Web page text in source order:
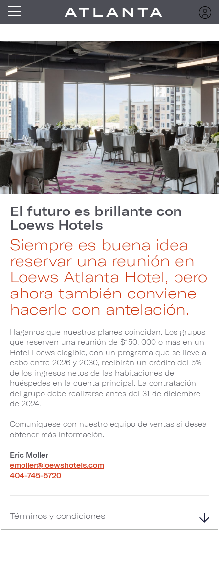
El futuro es brillante con
Loews Hotels
Siempre es buena idea
reservar una reunión en
Loews Atlanta Hotel, pero
ahora también conviene
hacerlo con antelación.
Hagamos que nuestros planes coincidan. Los grupos
que reserven una reunión de $150, 000 o más en un
Hotel Loews elegible, con un programa que se lleve a
cabo entre 2026 y 2030, recibirán un crédito del 5%
de los ingresos netos de las habitaciones de
huéspedes en la cuenta principal. La contratación
del grupo debe realizarse antes del 31 de diciembre
de 2024.
Comuníquese con nuestro equipo de ventas si desea
obtener más información.
Eric Moller
emoller@loewshotels.com
404-745-5720
Términos y condiciones